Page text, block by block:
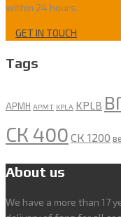
within 24 hours.
GET IN TOUCH
Tags
APMH APMT KPLA KPLB
СК 400 СК 1200
About us
We have a more than 17